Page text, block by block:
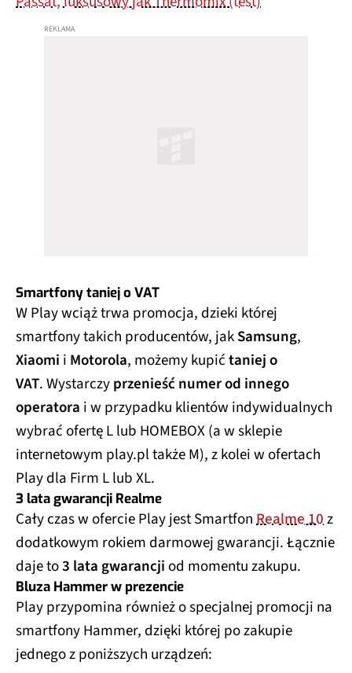
Smartfony taniej o VAT
W Play wciąż trwa promocja, dzieki której
smartfony takich producentów, jakSamsung,
Xiaomi i Motorola, możemy kupićtaniej o
VAT. Wystarczyprzenieść numer od innego
operatora i w przypadku klientów indywidualnych
wybrać ofertę L lub HOMEBOX (a w sklepie
internetowym play.pl także M), z kolei w ofertach
Play dla Firm L lub XL.
3 lata gwarancji Realme
Cały czas w ofercie Play jest SmartfonRealme 10z
dodatkowym rokiem darmowej gwarancji. Łącznie
daje to3 lata gwarancjiod momentu zakupu.
Bluza Hammer w prezencie
Play przypomina również o specjalnej promocji na
smartfony Hammer, dzięki której po zakupie
jednego z poniższych urządzeń: